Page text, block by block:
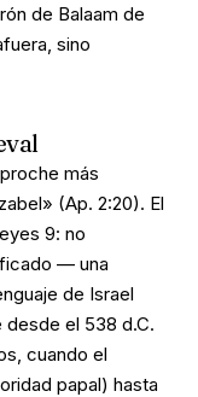
de Balaam de
sino
más
(Ap. 2:20). El
9: no
— una
de Israel
desde el 538 d.C.
cuando el
papal) hasta